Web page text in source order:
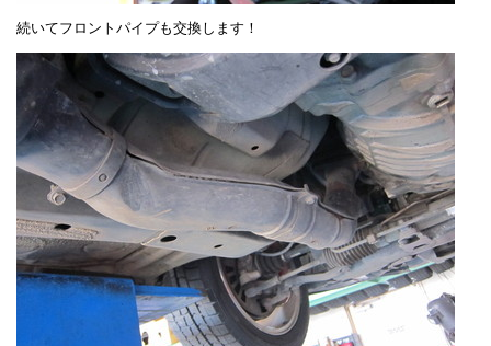
続いてフロントパイプも交換します！